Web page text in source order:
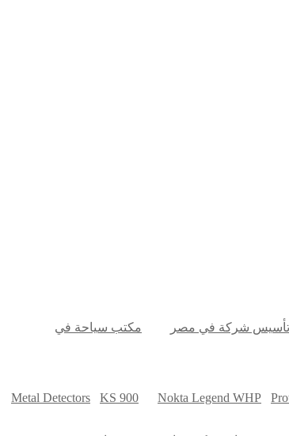
تأسيس شركة في مصر
مكتب سياحة في
Metal Detectors KS 900 Nokta Legend WHP